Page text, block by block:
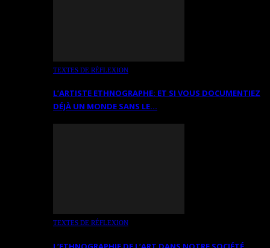
TEXTES DE RÉFLEXION
L’ARTISTE ETHNOGRAPHE: ET SI VOUS DOCUMENTIEZ
DÉJÀ UN MONDE SANS LE…
TEXTES DE RÉFLEXION